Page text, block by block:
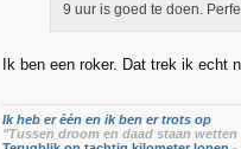
9 uur is goed te doen.
Ik ben een roker. Dat trek ik echt
Ik heb er één en ik ben er trots op
"Tussen droom en daad staan